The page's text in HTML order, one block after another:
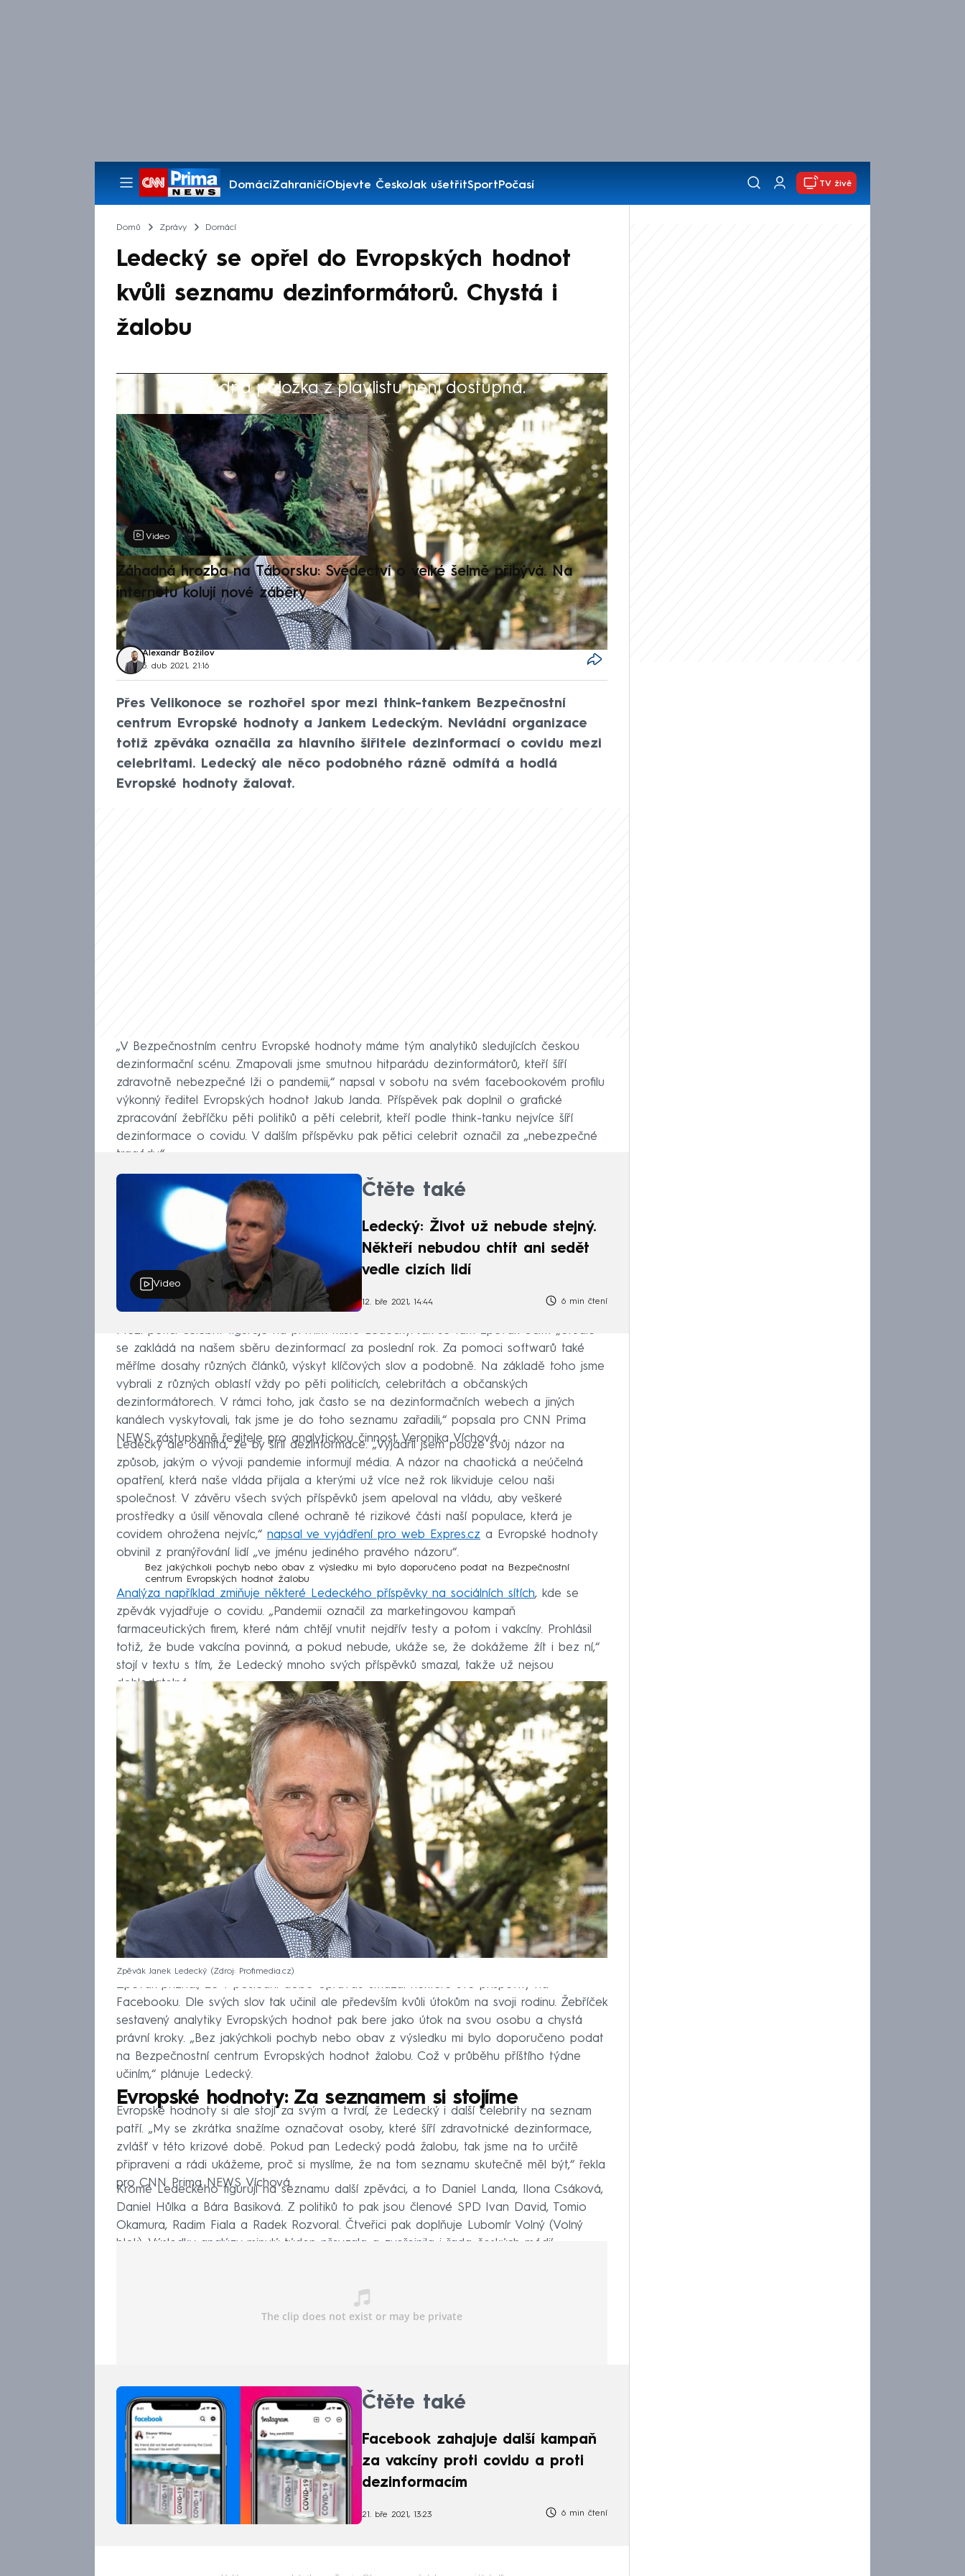
DomácíZahraničíObjevte ČeskoJak ušetřitSportPočasí
Pořady
TV živě
Domů Zprávy Domácí
Ledecký se opřel do Evropských hodnot
kvůli seznamu dezinformátorů. Chystá i
žalobu
Žádná položka z playlistu není dostupná.
Výběr redakce
Video
Záhadná hrozba na Táborsku: Svědectví o velké šelmě přibývá. Na
internetu kolují nové záběry
Alexandr Božilov
5. dub 2021, 21:16
Přes Velikonoce se rozhořel spor mezi think-tankem Bezpečnostní
centrum Evropské hodnoty a Jankem Ledeckým. Nevládní organizace
totiž zpěváka označila za hlavního šiřitele dezinformací o covidu mezi
celebritami. Ledecký ale něco podobného rázně odmítá a hodlá
Evropské hodnoty žalovat.
„V Bezpečnostním centru Evropské hodnoty máme tým analytiků sledujících českou
dezinformační scénu. Zmapovali jsme smutnou hitparádu dezinformátorů, kteří šíří
zdravotně nebezpečné lži o pandemii,“ napsal v sobotu na svém facebookovém profilu
výkonný ředitel Evropských hodnot Jakub Janda. Příspěvek pak doplnil o grafické
zpracování žebříčku pěti politiků a pěti celebrit, kteří podle think-tanku nejvíce šíří
dezinformace o covidu. V dalším příspěvku pak pětici celebrit označil za „nebezpečné
tragédy“.
Video
Čtěte také
Ledecký: Život už nebude stejný.
Někteří nebudou chtít ani sedět
vedle cizích lidí
12. bře 2021, 14:44 6 min čtení
Mezi pěticí celebrit figuruje na prvním místě Ledecký. Jak se tam zpěvák ocitl? „Studie
se zakládá na našem sběru dezinformací za poslední rok. Za pomoci softwarů také
měříme dosahy různých článků, výskyt klíčových slov a podobně. Na základě toho jsme
vybrali z různých oblastí vždy po pěti politicích, celebritách a občanských
dezinformátorech. V rámci toho, jak často se na dezinformačních webech a jiných
kanálech vyskytovali, tak jsme je do toho seznamu zařadili,“ popsala pro CNN Prima
NEWS zástupkyně ředitele pro analytickou činnost Veronika Víchová.
Ledecký ale odmítá, že by šířil dezinformace. „Vyjádřil jsem pouze svůj názor na
způsob, jakým o vývoji pandemie informují média. A názor na chaotická a neúčelná
opatření, která naše vláda přijala a kterými už více než rok likviduje celou naši
společnost. V závěru všech svých příspěvků jsem apeloval na vládu, aby veškeré
prostředky a úsilí věnovala cílené ochraně té rizikové části naší populace, která je
covidem ohrožena nejvíc,“ napsal ve vyjádření pro web Expres.cz a Evropské hodnoty
obvinil z pranýřování lidí „ve jménu jediného pravého názoru“.
Bez jakýchkoli pochyb nebo obav z výsledku mi bylo doporučeno podat na Bezpečnostní
centrum Evropských hodnot žalobu
Analýza například zmiňuje některé Ledeckého příspěvky na sociálních sítích, kde se
zpěvák vyjadřuje o covidu. „Pandemii označil za marketingovou kampaň
farmaceutických firem, které nám chtějí vnutit nejdřív testy a potom i vakcíny. Prohlásil
totiž, že bude vakcína povinná, a pokud nebude, ukáže se, že dokážeme žít i bez ní,“
stojí v textu s tím, že Ledecký mnoho svých příspěvků smazal, takže už nejsou
dohledatelné.
Zpěvák Janek Ledecký Zdroj: Profimedia.cz
Zpěvák přiznal, že v poslední době opravdu smazal některé své příspěvky na
Facebooku. Dle svých slov tak učinil ale především kvůli útokům na svoji rodinu. Žebříček
sestavený analytiky Evropských hodnot pak bere jako útok na svou osobu a chystá
právní kroky. „Bez jakýchkoli pochyb nebo obav z výsledku mi bylo doporučeno podat
na Bezpečnostní centrum Evropských hodnot žalobu. Což v průběhu příštího týdne
učiním,“ plánuje Ledecký.
Evropské hodnoty: Za seznamem si stojíme
Evropské hodnoty si ale stojí za svým a tvrdí, že Ledecký i další celebrity na seznam
patří. „My se zkrátka snažíme označovat osoby, které šíří zdravotnické dezinformace,
zvlášť v této krizové době. Pokud pan Ledecký podá žalobu, tak jsme na to určitě
připraveni a rádi ukážeme, proč si myslíme, že na tom seznamu skutečně měl být,“ řekla
pro CNN Prima NEWS Víchová.
Kromě Ledeckého figurují na seznamu další zpěváci, a to Daniel Landa, Ilona Csáková,
Daniel Hůlka a Bára Basiková. Z politiků to pak jsou členové SPD Ivan David, Tomio
Okamura, Radim Fiala a Radek Rozvoral. Čtveřici pak doplňuje Lubomír Volný (Volný
blok). Výsledky analýzy minulý týden převzala a zveřejnila i řada českých médií.
Čtěte také
Facebook zahajuje další kampaň
za vakcíny proti covidu a proti
dezinformacím
21. bře 2021, 13:23 6 min čtení